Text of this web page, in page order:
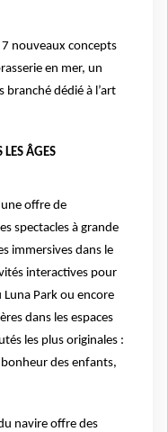
nouveaux concepts
en mer, un
branché dédié à l’art
LES ÂGES
offre de
spectacles à grande
immersives dans le
interactives pour
Luna Park ou encore
dans les espaces
les plus originales :
des enfants,
navire offre des